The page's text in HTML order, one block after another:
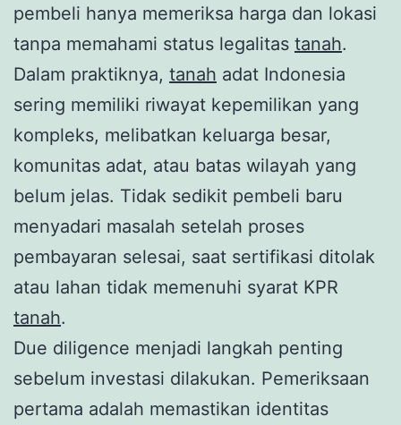
pembeli hanya memeriksa harga dan lokasi
tanpa memahami status legalitas tanah.
Dalam praktiknya, tanah adat Indonesia
sering memiliki riwayat kepemilikan yang
kompleks, melibatkan keluarga besar,
komunitas adat, atau batas wilayah yang
belum jelas. Tidak sedikit pembeli baru
menyadari masalah setelah proses
pembayaran selesai, saat sertifikasi ditolak
atau lahan tidak memenuhi syarat KPR
tanah.
Due diligence menjadi langkah penting
sebelum investasi dilakukan. Pemeriksaan
pertama adalah memastikan identitas